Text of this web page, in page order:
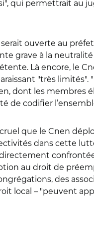
qui permettrait au
ouverte au
grave à la neutralité
Là encore, le
"très
dont les membres
de codifier
que le Cnen
dans cette
au droit de
des
local – "peuvent